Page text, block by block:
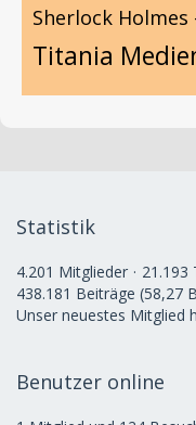
Sherlock Holmes
Titania
Statistik
4.201 Mitglieder
21.193
438.181 Beiträge (58,27
Unser neuestes Mitglied
Benutzer online